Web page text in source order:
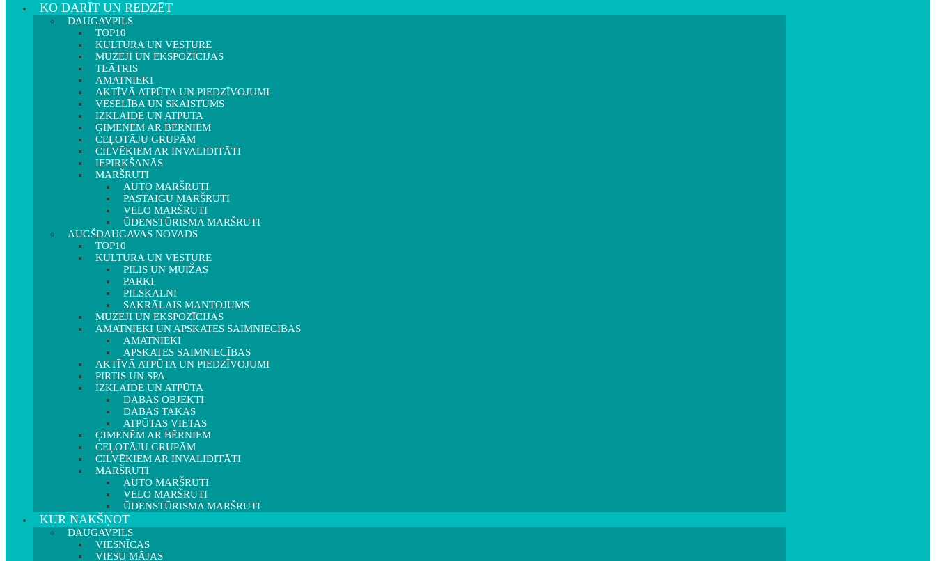
KO DARĪT UN REDZĒT
DAUGAVPILS
TOP10
KULTŪRA UN VĒSTURE
MUZEJI UN EKSPOZĪCIJAS
TEĀTRIS
AMATNIEKI
AKTĪVĀ ATPŪTA UN PIEDZĪVOJUMI
VESELĪBA UN SKAISTUMS
IZKLAIDE UN ATPŪTA
ĢIMENĒM AR BĒRNIEM
CEĻOTĀJU GRUPĀM
CILVĒKIEM AR INVALIDITĀTI
IEPIRKŠANĀS
MARŠRUTI
AUTO MARŠRUTI
PASTAIGU MARŠRUTI
VELO MARŠRUTI
ŪDENSTŪRISMA MARŠRUTI
AUGŠDAUGAVAS NOVADS
TOP10
KULTŪRA UN VĒSTURE
PILIS UN MUIŽAS
PARKI
PILSKALNI
SAKRĀLAIS MANTOJUMS
MUZEJI UN EKSPOZĪCIJAS
AMATNIEKI UN APSKATES SAIMNIECĪBAS
AMATNIEKI
APSKATES SAIMNIECĪBAS
AKTĪVĀ ATPŪTA UN PIEDZĪVOJUMI
PIRTIS UN SPA
IZKLAIDE UN ATPŪTA
DABAS OBJEKTI
DABAS TAKAS
ATPŪTAS VIETAS
ĢIMENĒM AR BĒRNIEM
CEĻOTĀJU GRUPĀM
CILVĒKIEM AR INVALIDITĀTI
MARŠRUTI
AUTO MARŠRUTI
VELO MARŠRUTI
ŪDENSTŪRISMA MARŠRUTI
KUR NAKŠŅOT
DAUGAVPILS
VIESNĪCAS
VIESU MĀJAS